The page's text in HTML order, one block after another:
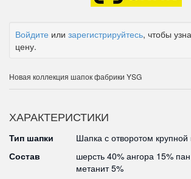
Войдите или зарегистрируйтесь, чтобы
цену.
Новая коллекция шапок фабрики YSG
ХАРАКТЕРИСТИКИ
Тип шапки
Шапка с отворотом крупной
Состав
шерсть 40% ангора 15%
метанит 5%